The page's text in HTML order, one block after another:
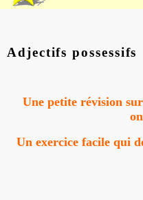
Adjectifs possessifs
Une petite révision
Un exercice facile qui